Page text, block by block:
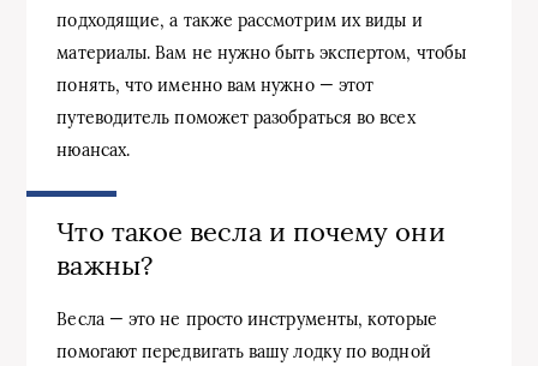
подходящие, а также рассмотрим их виды и
материалы. Вам не нужно быть экспертом, чтобы
понять, что именно вам нужно — этот
путеводитель поможет разобраться во всех
нюансах.
Что такое весла и почему они
важны?
Весла — это не просто инструменты, которые
помогают передвигать вашу лодку по водной